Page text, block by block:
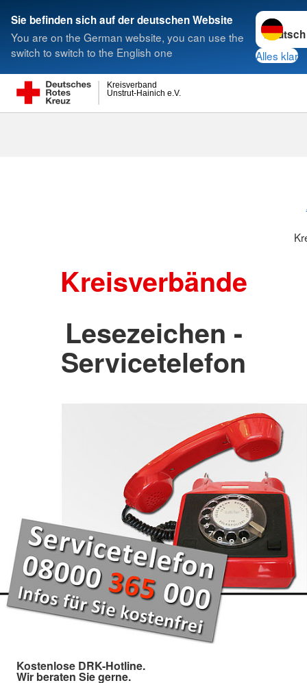
Sie befinden sich auf der deutschen Website
You are on the German website, you can use the
switch to switch to the English one
Sprache
Alles klar
Unstrut-Hainich e.V.
Kreisverband
Suche
Kreisverbände
Lesezeichen -
Servicetelefon
Kostenlose DRK-Hotline.
Wir beraten Sie gerne.